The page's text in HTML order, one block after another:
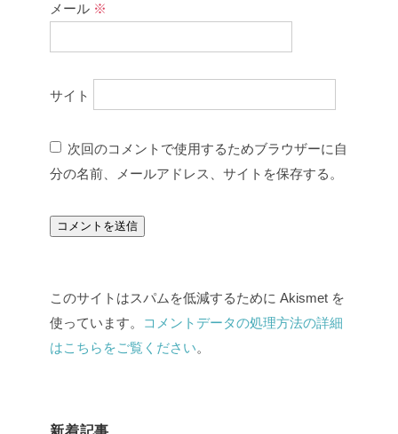
メール ※
サイト
次回のコメントで使用するためブラウザーに自
分の名前、メールアドレス、サイトを保存する。
このサイトはスパムを低減するために Akismet を
使っています。
コメントデータの処理方法の詳細
はこちらをご覧ください。
新着記事